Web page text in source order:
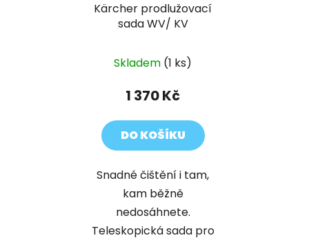
Kärcher prodlužovací
sada WV/ KV
Skladem (1 ks)
1 370 Kč
DO KOŠÍKU
Snadné čištění i tam,
kam běžně
nedosáhnete.
Teleskopická sada pro